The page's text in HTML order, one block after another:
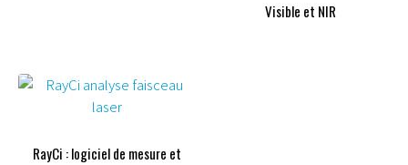
Visible et NIR
RayCi : logiciel de mesure et